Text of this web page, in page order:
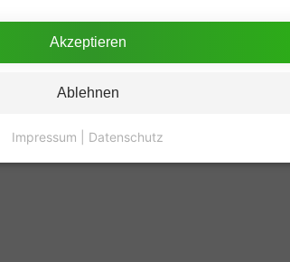
willigen Sie gem. Art. 49 Abs. 1 DSGVO
verarbeiten z.B. Google Analytics. In
Daten durch lokale Behörden verarbeitet
Akzeptieren
Ablehnen
Impressum Datenschutz
Ihrer
zu
Hersteller